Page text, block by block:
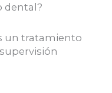
dental?
un tratamiento